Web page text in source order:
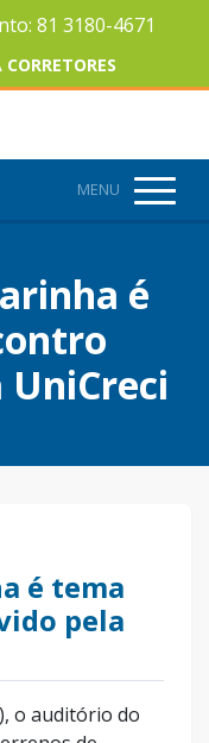
81 3180-4671
MENU
é
é tema
pela
o auditório do